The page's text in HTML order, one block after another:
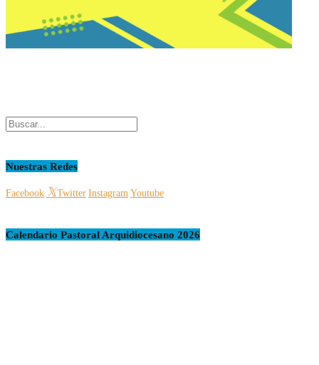
Nuestras Redes
Facebook Twitter Instagram Youtube
Calendario Pastoral Arquidiocesano 2026